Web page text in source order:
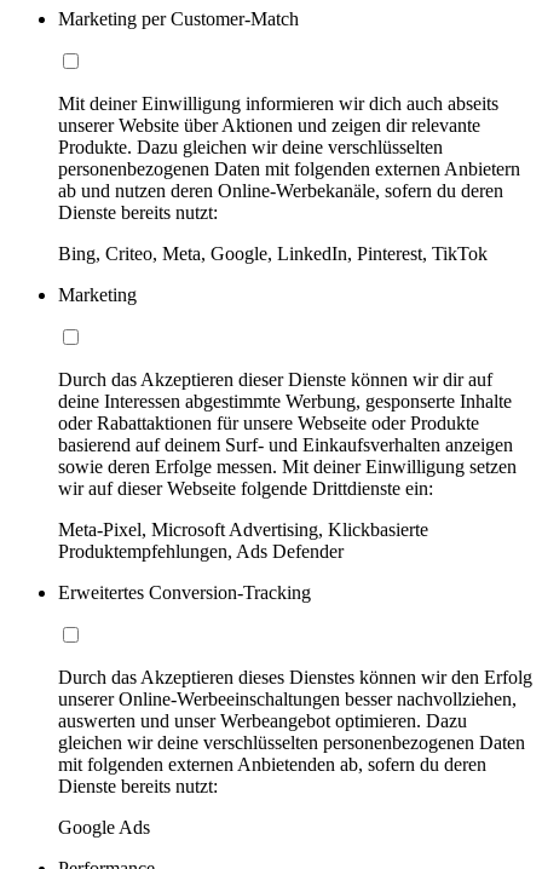
Marketing per Customer-Match
Mit deiner Einwilligung informieren wir dich auch abseits
unserer Website über Aktionen und zeigen dir relevante
Produkte. Dazu gleichen wir deine verschlüsselten
personenbezogenen Daten mit folgenden externen Anbietern
ab und nutzen deren Online-Werbekanäle, sofern du deren
Dienste bereits nutzt:
Bing, Criteo, Meta, Google, LinkedIn, Pinterest, TikTok
Marketing
Durch das Akzeptieren dieser Dienste können wir dir auf
deine Interessen abgestimmte Werbung, gesponserte Inhalte
oder Rabattaktionen für unsere Webseite oder Produkte
basierend auf deinem Surf- und Einkaufsverhalten anzeigen
sowie deren Erfolge messen. Mit deiner Einwilligung setzen
wir auf dieser Webseite folgende Drittdienste ein:
Meta-Pixel, Microsoft Advertising, Klickbasierte
Produktempfehlungen, Ads Defender
Erweitertes Conversion-Tracking
Durch das Akzeptieren dieses Dienstes können wir den Erfolg
unserer Online-Werbeeinschaltungen besser nachvollziehen,
auswerten und unser Werbeangebot optimieren. Dazu
gleichen wir deine verschlüsselten personenbezogenen Daten
mit folgenden externen Anbietenden ab, sofern du deren
Dienste bereits nutzt:
Google Ads